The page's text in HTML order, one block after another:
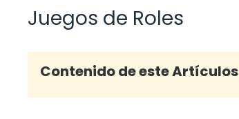
Juegos de Roles
Contenido de este Artículos